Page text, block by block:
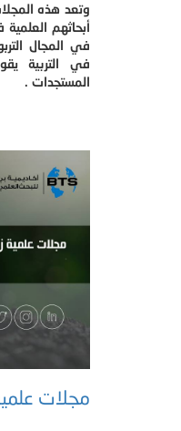
وتعد هذه المجلات
أبحاثهم العلمية
في المجال
في التربية
المستجدات .
مجلات